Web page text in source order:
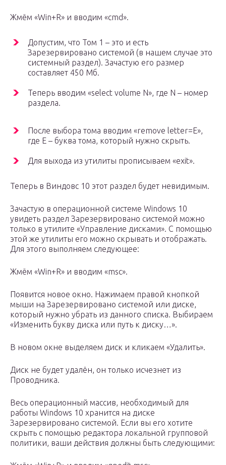
Жмём «Win+R» и вводим «cmd».
Допустим, что Том 1 – это и есть
Зарезервировано системой (в нашем случае это
системный раздел). Зачастую его размер
составляет 450 Мб.
Теперь вводим «select volume N», где N – номер
раздела.
После выбора тома вводим «remove letter=E»,
где E – буква тома, который нужно скрыть.
Для выхода из утилиты прописываем «exit».
Теперь в Виндовс 10 этот раздел будет невидимым.
Зачастую в операционной системе Windows 10
увидеть раздел Зарезервировано системой можно
только в утилите «Управление дисками». С помощью
этой же утилиты его можно скрывать и отображать.
Для этого выполняем следующее:
Жмём «Win+R» и вводим «msc».
Появится новое окно. Нажимаем правой кнопкой
мыши на Зарезервировано системой или диске,
который нужно убрать из данного списка. Выбираем
«Изменить букву диска или путь к диску…».
В новом окне выделяем диск и кликаем «Удалить».
Диск не будет удалён, он только исчезнет из
Проводника.
Весь операционный массив, необходимый для
работы Windows 10 хранится на диске
Зарезервировано системой. Если вы его хотите
скрыть с помощью редактора локальной групповой
политики, ваши действия должны быть следующими: